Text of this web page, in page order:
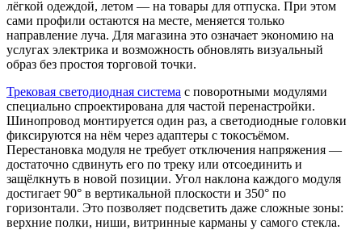
лёгкой одеждой, летом — на товары для отпуска. При этом
сами профили остаются на месте, меняется только
направление луча. Для магазина это означает экономию на
услугах электрика и возможность обновлять визуальный
образ без простоя торговой точки.
Трековая светодиодная система с поворотными модулями
специально спроектирована для частой перенастройки.
Шинопровод монтируется один раз, а светодиодные головки
фиксируются на нём через адаптеры с токосъёмом.
Перестановка модуля не требует отключения напряжения —
достаточно сдвинуть его по треку или отсоединить и
защёлкнуть в новой позиции. Угол наклона каждого модуля
достигает 90° в вертикальной плоскости и 350° по
горизонтали. Это позволяет подсветить даже сложные зоны:
верхние полки, ниши, витринные карманы у самого стекла.